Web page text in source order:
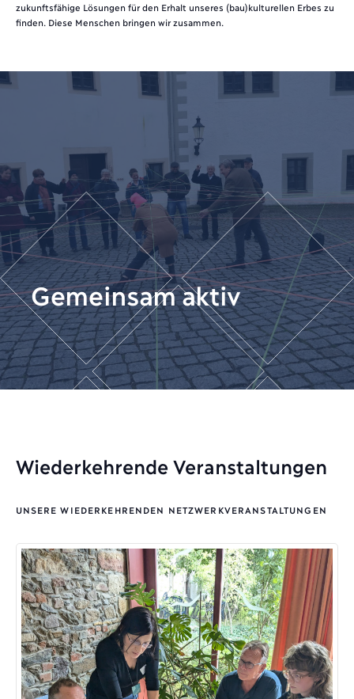
zukunftsfähige Lösungen für den Erhalt unseres (bau)kulturellen Erbes zu
finden. Diese Menschen bringen wir zusammen.
Gemeinsam aktiv
Wiederkehrende Veranstaltungen
UNSERE WIEDERKEHRENDEN NETZWERKVERANSTALTUNGEN